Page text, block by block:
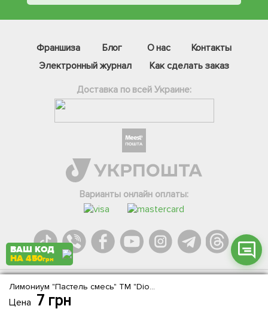
Лимониум "Пастель смесь" ТМ "Dionysus" 0.2г
Цена 7грн
Франшиза Блог О нас
Контакты
Электронный журнал
Как сделать заказ
Доставка по всей Украине:
Варианты онлайн оплаты:
Agromarket.Copyright © 2013-2026. Все права защищены
Інстаграм
Онлайн чат
ВАШ КОД
НА 450грн